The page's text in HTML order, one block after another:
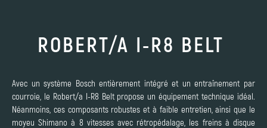
ROBERT/A I-R8 BELT
Avec un système Bosch entièrement intégré et un entraînement par
courroie, le Robert/a I-R8 Belt propose un équipement technique idéal.
Néanmoins, ces composants robustes et à faible entretien, ainsi que le
moyeu Shimano à 8 vitesses avec rétropédalage, les freins à disque